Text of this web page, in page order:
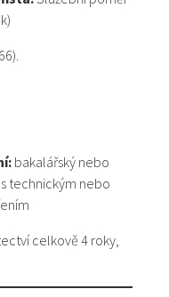
bakalářský nebo
technickým nebo
celkově 4 roky,